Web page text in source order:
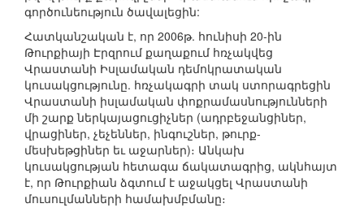
գործունեություն ծավալեցին:
Հատկանշական է, որ 2006թ. հունիսի 20-ին
Թուրքիայի Էրզրում քաղաքում հռչակվեց
Վրաստանի Իսլամական դեմոկրատական
կուսակցությունը. հռչակագրի տակ ստորագրեցին
Վրաստանի իսլամական փոքրամասնությունների
մի շարք ներկայացուցիչներ (ադրբեջանցիներ,
վրացիներ, չեչեններ, ինգուշներ, թուրք-
մեսխեթցիներ եւ աջարներ)։ Անկախ
կուսակցության հետագա ճակատագրից, ակնհայտ
է, որ Թուրքիան ձգտում է աջակցել Վրաստանի
մուսուլմանների համախմբմանը։